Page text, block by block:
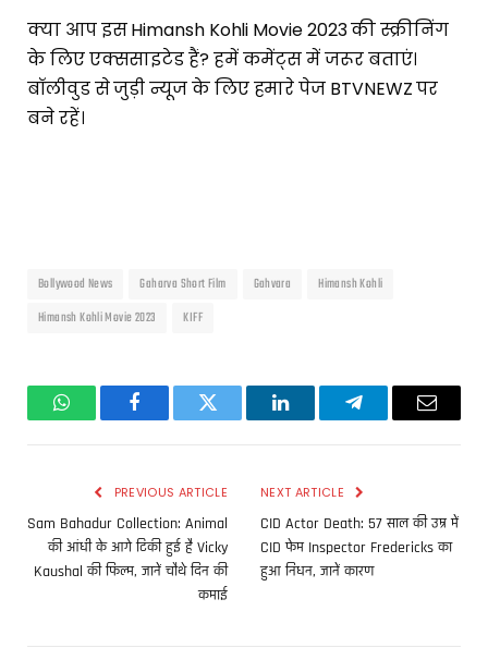
क्या आप इस Himansh Kohli Movie 2023 की स्क्रीनिंग
के लिए एक्ससाइटेड हैं? हमें कमेंट्स में जरूर बताएं।
बॉलीवुड से जुड़ी न्यूज के लिए हमारे पेज BTVNEWZ पर
बने रहें।
Bollywood News Gaharva Short Film Gahvara
Himansh Kohli
Himansh Kohli Movie 2023
KIFF
WhatsAppFacebookTwitter LinkedInTelegramEmail
PREVIOUS ARTICLE
Sam Bahadur Collection: Animal
की आंधी के आगे टिकी हुई है Vicky
Kaushal की फिल्म, जानें चौथे दिन की
कमाई
NEXT ARTICLE
CID Actor Death: 57 साल की उम्र में
CID फेम Inspector Fredericks का
हुआ निधन, जानें कारण